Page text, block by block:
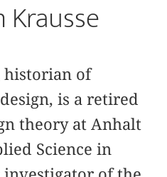
Krausse
historian of
is a retired
theory at Anhalt
Science in